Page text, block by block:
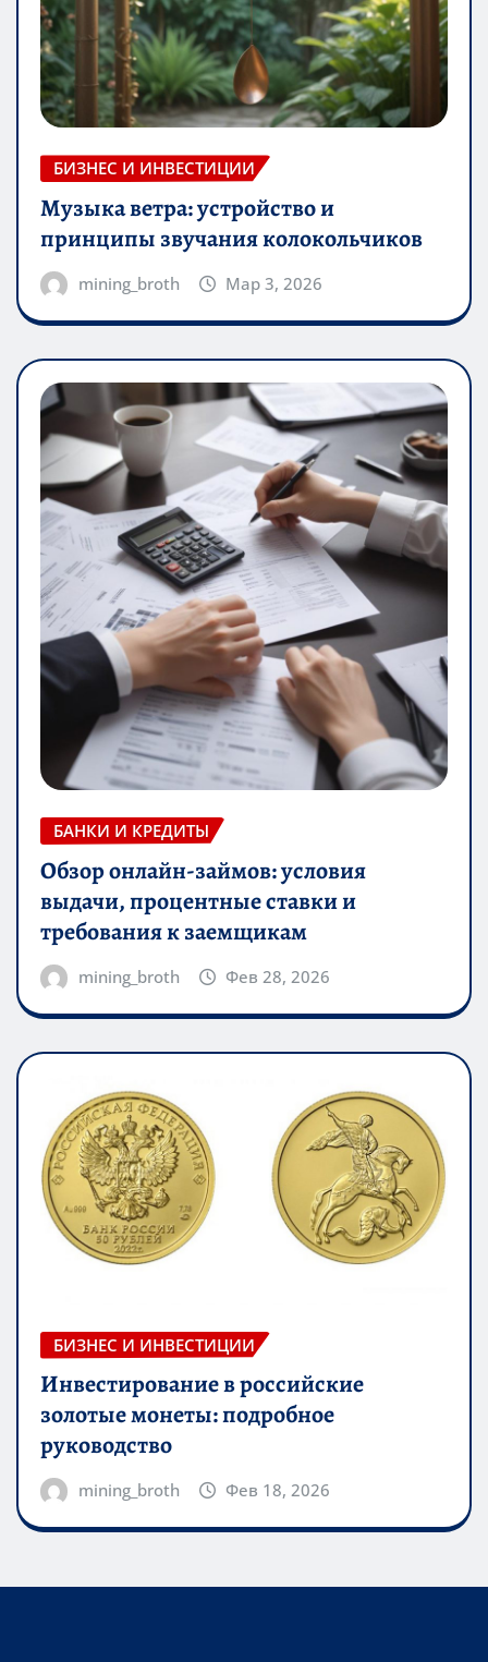
БИЗНЕС И ИНВЕСТИЦИИ
Музыка ветра: устройство и
принципы звучания колокольчиков
mining_broth Мар 3, 2026
БАНКИ И КРЕДИТЫ
Обзор онлайн-займов: условия
выдачи, процентные ставки и
требования к заемщикам
mining_broth Фев 28, 2026
БИЗНЕС И ИНВЕСТИЦИИ
Инвестирование в российские
золотые монеты: подробное
руководство
mining_broth Фев 18, 2026